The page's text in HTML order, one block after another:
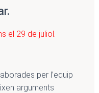
el 29 de juliol.
per l’equip
arguments